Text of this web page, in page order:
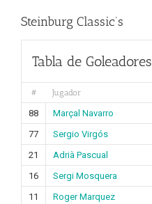
Steinburg Classic’s
Tabla de Goleadores
# Jugador
88 Marçal Navarro
77
Sergio Virgós
21
Adrià Pascual
16
Sergi Mosquera
11
Roger Marquez